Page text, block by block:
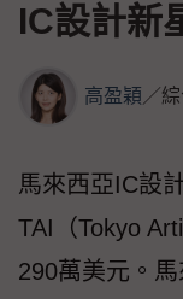
IC設計新
高盈穎／
馬來西亞IC設
TAI（Tokyo
290萬美元。